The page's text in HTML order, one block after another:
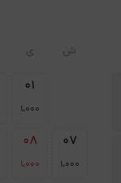
ش ی
01
1،000
07
1،000
08
1،000